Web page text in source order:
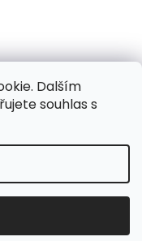
Dalším
souhlas s
hvězdiček.
hvězdiček.
práva vyhrazena.